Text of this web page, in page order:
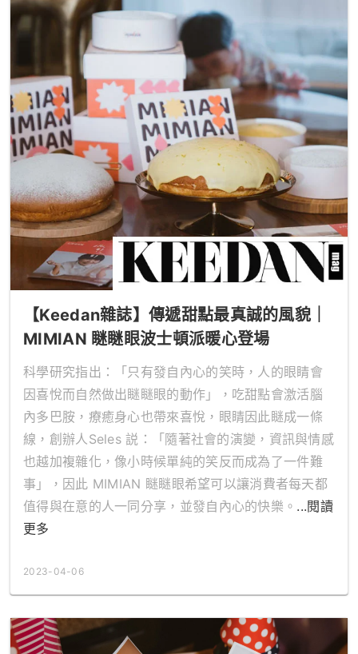
【Keedan雜誌】傳遞甜點最真誠的風貌｜
MIMIAN 瞇瞇眼波士頓派暖心登場
科學研究指出：「只有發自內心的笑時，人的眼睛會
因喜悅而自然做出瞇瞇眼的動作」，吃甜點會激活腦
內多巴胺，療癒身心也帶來喜悅，眼睛因此瞇成一條
線，創辦人Seles 説：「隨著社會的演變，資訊與情感
也越加複雜化，像小時候單純的笑反而成為了一件難
事」，因此 MIMIAN 瞇瞇眼希望可以讓消費者每天都
值得與在意的人一同分享，並發自內心的快樂。 ...閱讀
更多
2023-04-06